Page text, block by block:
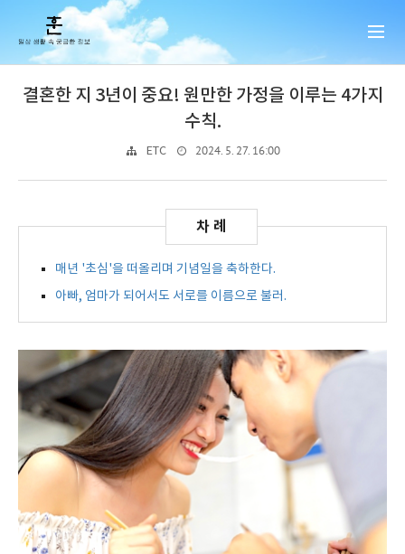
결혼한 지 3년이 중요! 원만한 가정을 이루는 4가지
수칙.
ETC 2024. 5. 27. 16:00
매년 '초심'을 떠올리며 기념일을 축하한다.
아빠, 엄마가 되어서도 서로를 이름으로 불러.